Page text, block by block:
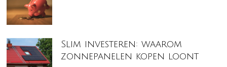
Slim investeren: waarom
zonnepanelen kopen loont